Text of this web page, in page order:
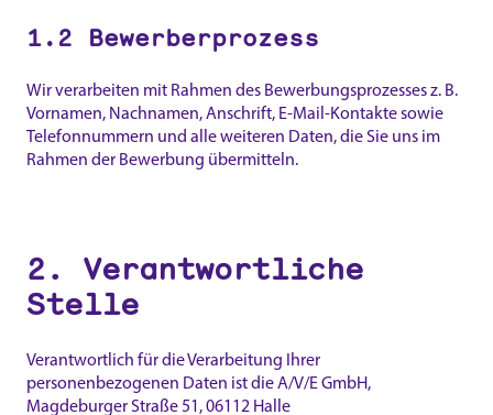
1.2 Bewerberprozess
Wir verarbeiten mit Rahmen des Bewerbungsprozesses z. B.
Vornamen, Nachnamen, Anschrift, E-Mail-Kontakte sowie
Telefonnummern und alle weiteren Daten, die Sie uns im
Rahmen der Bewerbung übermitteln.
2. Verantwortliche
Stelle
Verantwortlich für die Verarbeitung Ihrer
personenbezogenen Daten ist die A/V/E GmbH,
Magdeburger Straße 51, 06112 Halle